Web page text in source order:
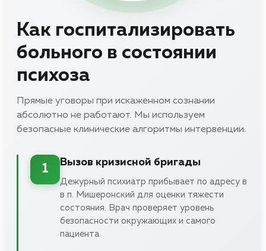
Как госпитализировать
больного в состоянии
психоза
Прямые уговоры при искаженном сознании
абсолютно не работают. Мы используем
безопасные клинические алгоритмы интервенции.
1
Вызов кризисной бригады
Дежурный психиатр прибывает по адресу в
в п. Мишеронский для оценки тяжести
состояния. Врач проверяет уровень
безопасности окружающих и самого
пациента.